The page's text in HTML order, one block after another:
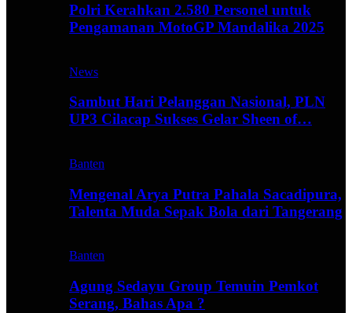
Polri Kerahkan 2.580 Personel untuk
Pengamanan MotoGP Mandalika 2025
News
Sambut Hari Pelanggan Nasional, PLN
UP3 Cilacap Sukses Gelar Sheen of…
Banten
Mengenal Arya Putra Pahala Sacadipura,
Talenta Muda Sepak Bola dari Tangerang
Banten
Agung Sedayu Group Temuin Pemkot
Serang, Bahas Apa ?